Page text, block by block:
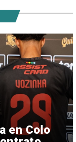
en Colo